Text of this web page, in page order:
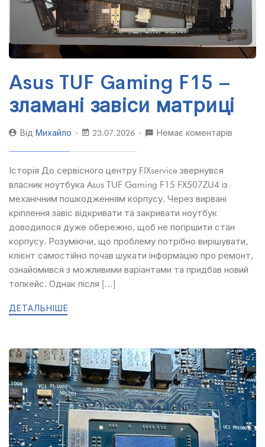
Asus TUF Gaming F15 –
зламані завіси матриці
Від Михайло 23.07.2026 Немає коментарів
Історія До сервісного центру FIXservice звернувся
власник ноутбука Asus TUF Gaming F15 FX507ZU4 із
механічним пошкодженням корпусу. Через вирвані
кріплення завіс відкривати та закривати ноутбук
доводилося дуже обережно, щоб не погіршити стан
корпусу. Розуміючи, що проблему потрібно вирішувати,
клієнт самостійно почав шукати інформацію про ремонт,
ознайомився з можливими варіантами та придбав новий
топкейс. Однак після […]
ДЕТАЛЬНІШЕ